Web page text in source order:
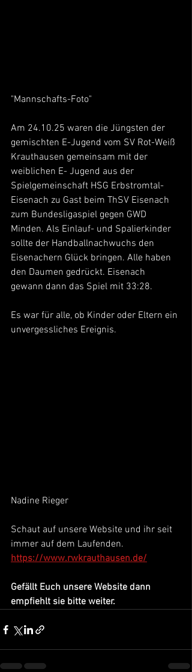
"Mannschafts-Foto"
Am 24.10.25 waren die Jüngsten der
gemischten E-Jugend vom SV Rot-Weiß
Krauthausen gemeinsam mit der
weiblichen E- Jugend aus der
Spielgemeinschaft HSG Erbstromtal-
Eisenach zu Gast beim ThSV Eisenach
zum Bundesligaspiel gegen GWD
Minden. Als Einlauf- und Spalierkinder
sollte der Handballnachwuchs den
Eisenachern Glück bringen. Alle haben
den Daumen gedrückt. Eisenach
gewann dann das Spiel mit 33:28.
Es war für alle, ob Kinder oder Eltern ein
unvergessliches Ereignis.
Nadine Rieger
Schaut auf unsere Website und ihr seit
immer auf dem Laufenden.
https://www.rwkrauthausen.de/
Gefällt Euch unsere Website dann
empfiehlt sie bitte weiter.